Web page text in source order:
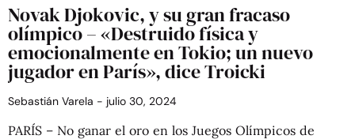
Novak Djokovic, y su gran fracaso
olímpico – «Destruido física y
emocionalmente en Tokio; un nuevo
jugador en París», dice Troicki
Sebastián Varela julio 30, 2024
PARÍS – No ganar el oro en los Juegos Olímpicos de